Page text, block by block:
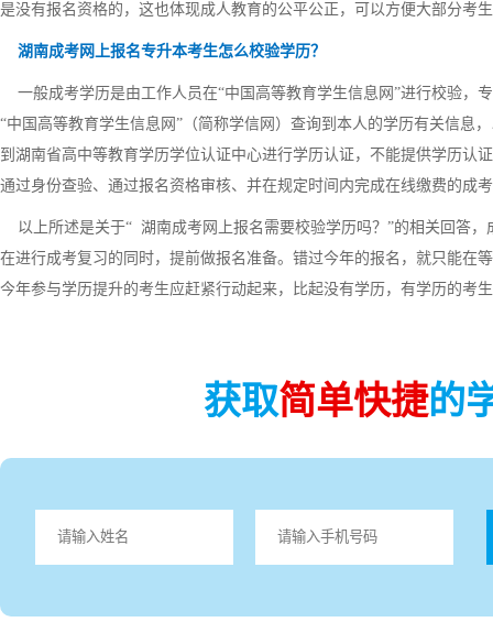
是没有报名资格的，这也体现成人教育的公平公正，可以方便大部分考
湖南成考网上报名专升本考生怎么校验学历？
一般成考学历是由工作人员在“中国高等教育学生信息网”进行校验，
“中国高等教育学生信息网”（简称学信网）查询到本人的学历有关信息
到湖南省高中等教育学历学位认证中心进行学历认证，不能提供学历认
通过身份查验、通过报名资格审核、并在规定时间内完成在线缴费的成
以上所述是关于“ 湖南成考网上报名需要校验学历吗？”的相关回答
在进行成考复习的同时，提前做报名准备。错过今年的报名，就只能在
今年参与学历提升的考生应赶紧行动起来，比起没有学历，有学历的考
获取简单快捷的